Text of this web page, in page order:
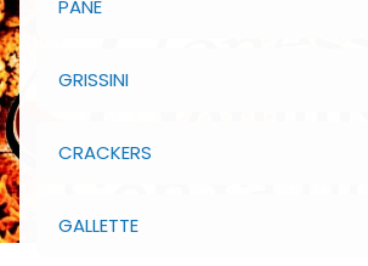
PANE
GRISSINI
CRACKERS
GALLETTE